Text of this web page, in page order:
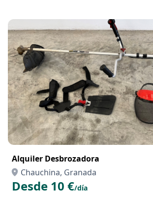
Alquiler Desbrozadora
Chauchina, Granada
Desde 10 €/día